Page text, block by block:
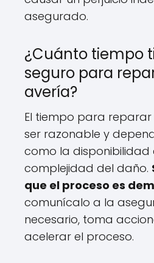
asegurado.
¿Cuánto tiempo
seguro para
avería?
El tiempo para
ser razonable y
como la disponibilidad
complejidad del daño.
que el proceso es
comunícalo a la
necesario, toma
acelerar el proceso.